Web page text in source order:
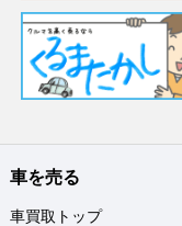
車を売る
車買取トップ